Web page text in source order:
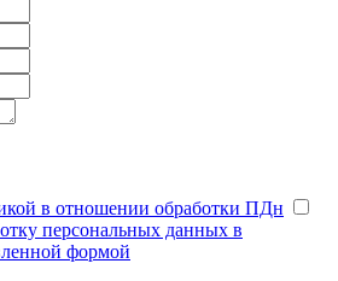
в отношении обработки ПДн
персональных данных в
формой